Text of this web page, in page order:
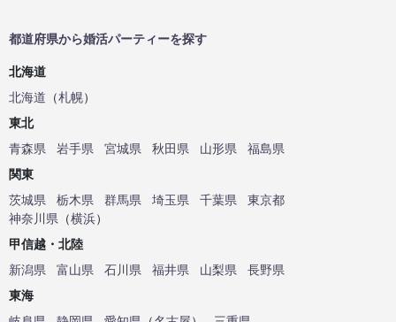
都道府県から婚活パーティーを探す
北海道
北海道 （札幌）
東北
青森県
岩手県 宮城県 秋田県 山形県
福島県
関東
茨城県
栃木県 群馬県 埼玉県 千葉県
東京都
神奈川県 （横浜）
甲信越・北陸
新潟県
富山県 石川県 福井県 山梨県
長野県
東海